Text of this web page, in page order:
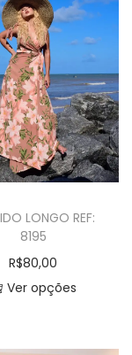
LONGO REF:
8195
R$80,00
Ver opções